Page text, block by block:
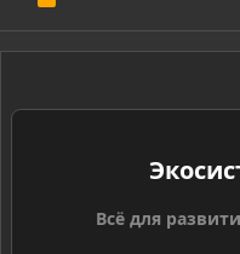
S
Всё для